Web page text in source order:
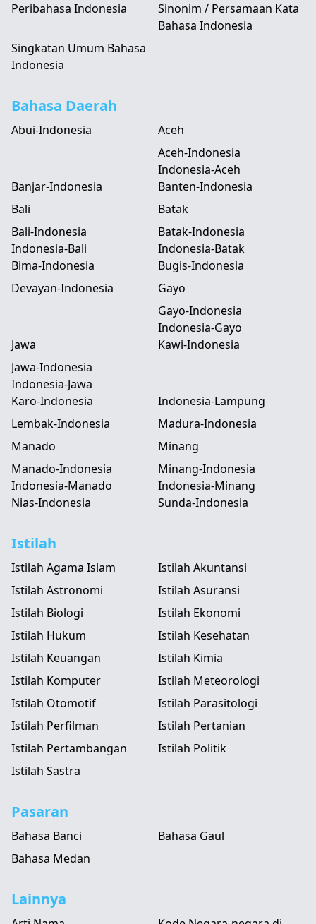
Peribahasa Indonesia
Sinonim / Persamaan Kata
Bahasa Indonesia
Singkatan Umum Bahasa
Indonesia
Bahasa Daerah
Abui-Indonesia
Aceh
Aceh-Indonesia
Indonesia-Aceh
Banjar-Indonesia
Banten-Indonesia
Bali
Bali-Indonesia
Indonesia-Bali
Batak
Batak-Indonesia
Indonesia-Batak
Bima-Indonesia
Bugis-Indonesia
Devayan-Indonesia
Gayo
Gayo-Indonesia
Indonesia-Gayo
Jawa
Jawa-Indonesia
Indonesia-Jawa
Kawi-Indonesia
Karo-Indonesia
Indonesia-Lampung
Lembak-Indonesia
Madura-Indonesia
Manado
Manado-Indonesia
Indonesia-Manado
Minang
Minang-Indonesia
Indonesia-Minang
Nias-Indonesia
Sunda-Indonesia
Istilah
Istilah Agama Islam
Istilah Akuntansi
Istilah Astronomi
Istilah Asuransi
Istilah Biologi
Istilah Ekonomi
Istilah Hukum
Istilah Kesehatan
Istilah Keuangan
Istilah Kimia
Istilah Komputer
Istilah Meteorologi
Istilah Otomotif
Istilah Parasitologi
Istilah Perfilman
Istilah Pertanian
Istilah Pertambangan
Istilah Politik
Istilah Sastra
Pasaran
Bahasa Banci
Bahasa Gaul
Bahasa Medan
Lainnya